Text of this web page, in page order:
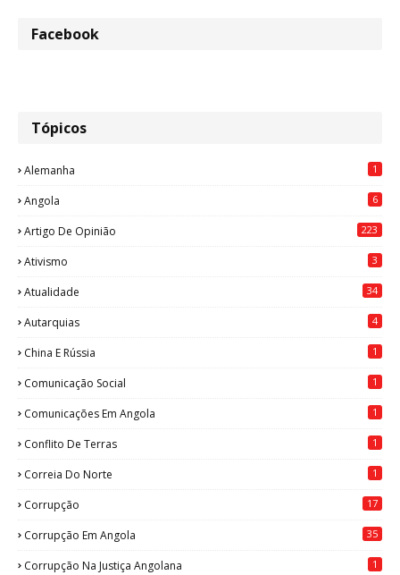
Facebook
Tópicos
Alemanha 1
Angola 6
Artigo De Opinião 223
Ativismo 3
Atualidade 34
Autarquias 4
China E Rússia 1
Comunicação Social 1
Comunicações Em Angola 1
Conflito De Terras 1
Correia Do Norte 1
Corrupção 17
Corrupção Em Angola 35
Corrupção Na Justiça Angolana 1